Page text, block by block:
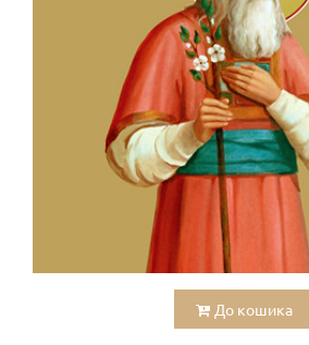
До кошика